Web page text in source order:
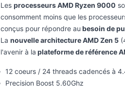
Les processeurs AMD Ryzen 9000
consomment moins que les
conçus pour répondre au besoin de
La nouvelle architecture AMD Zen 5
l'avenir à la plateforme de référence
12 coeurs / 24 threads cadencés à
Precision Boost 5.60Ghz